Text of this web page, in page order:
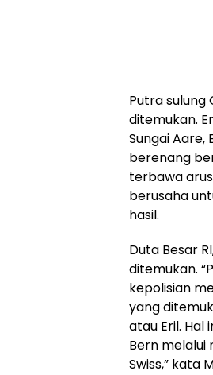
Putra sulung
ditemukan.
Sungai Aare,
berenang
terbawa
berusaha
hasil.
Duta Besar
ditemukan.
kepolisian
yang
atau Eril. Hal
Bern melalui
Swiss,” kata